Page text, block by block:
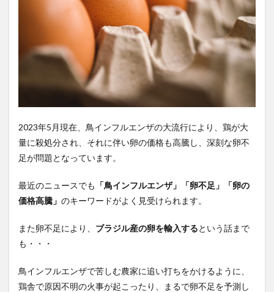
2023年5 月現在、鳥インフルエンザの大流行により、鶏が大
量に殺処分され、それに伴い卵の価格も高騰し、深刻な卵不
足が問題となっています。
最近のニュースでも 「鳥インフルエンザ」「卵不足」「卵の
価格高騰」 のキーワードがよく見受けられます。
また卵不足により、 ブラジル産の卵を輸入するという話まで
も・・・
鳥インフルエンザで苦しむ農家に追い打ちをかけるように、
鶏舎で原因不明の火事が起こったり、まるで卵不足を予測し